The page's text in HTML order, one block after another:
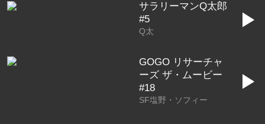
サラリーマンQ太郎
#5
Q太
▶
GOGO リサーチャ
ーズ ザ・ムービー
#18
SF塩野・ソフィー
▶